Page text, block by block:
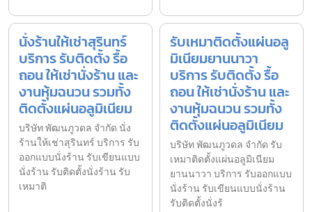
นั่งร้านให้เช่าสุรินทร์
บริการ รับติดตั้ง รื้อ
ถอน ให้เช่านั่งร้าน และ
งานหุ้มฉนวน รวมทั้ง
ติดตั้งแผ่นอลูมิเนียม
บริษัท พัฒนภูวดล จำกัด นั่ง
ร้านให้เช่าสุรินทร์ บริการ รับ
ออกแบบนั่งร้าน รับเขียนแบบ
นั่งร้าน รับติดตั้งนั่งร้าน รับ
เหมาติ
รับเหมาติดตั้งแผ่นอลู
มิเนียมยานนาวา
บริการ รับติดตั้ง รื้อ
ถอน ให้เช่านั่งร้าน และ
งานหุ้มฉนวน รวมทั้ง
ติดตั้งแผ่นอลูมิเนียม
บริษัท พัฒนภูวดล จำกัด รับ
เหมาติดตั้งแผ่นอลูมิเนียม
ยานนาวา บริการ รับออกแบบ
นั่งร้าน รับเขียนแบบนั่งร้าน
รับติดตั้งนั่งร้